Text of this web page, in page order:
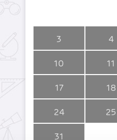
3 4
10 11
17 18
24 25
31